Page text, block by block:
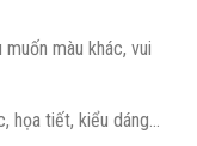
màu khác, vui
tiết, kiểu dáng…